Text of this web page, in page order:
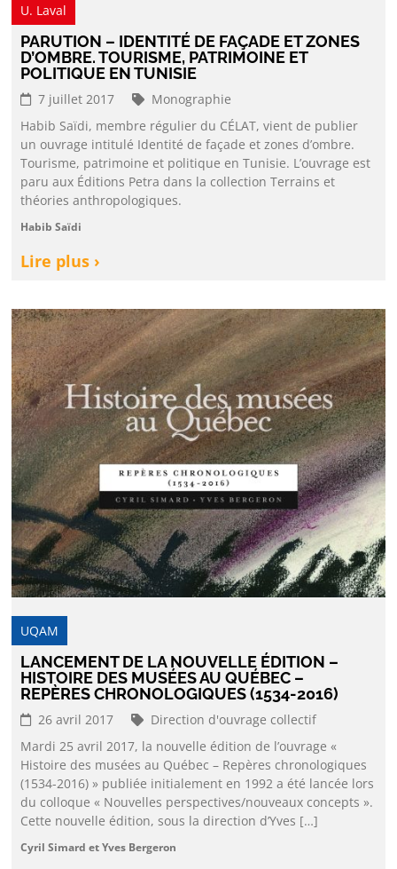
U. Laval
PARUTION – IDENTITÉ DE FAÇADE ET ZONES
D’OMBRE. TOURISME, PATRIMOINE ET
POLITIQUE EN TUNISIE
7 juillet 2017
Monographie
Habib Saïdi, membre régulier du CÉLAT, vient de publier
un ouvrage intitulé Identité de façade et zones d’ombre.
Tourisme, patrimoine et politique en Tunisie. L’ouvrage est
paru aux Éditions Petra dans la collection Terrains et
théories anthropologiques.
Habib Saïdi
Lire plus ›
UQAM
LANCEMENT DE LA NOUVELLE ÉDITION –
HISTOIRE DES MUSÉES AU QUÉBEC –
REPÈRES CHRONOLOGIQUES (1534-2016)
26 avril 2017
Direction d'ouvrage collectif
Mardi 25 avril 2017, la nouvelle édition de l’ouvrage «
Histoire des musées au Québec – Repères chronologiques
(1534-2016) » publiée initialement en 1992 a été lancée lors
du colloque « Nouvelles perspectives/nouveaux concepts ».
Cette nouvelle édition, sous la direction d’Yves […]
Cyril Simard et Yves Bergeron